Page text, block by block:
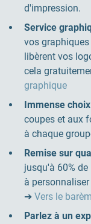
d'impression.
Service
vos
libèrent vos
cela
graphique
Immense
coupes et aux
à chaque
Remise sur
jusqu'à 60%
à
➔ Vers le
Parlez à un